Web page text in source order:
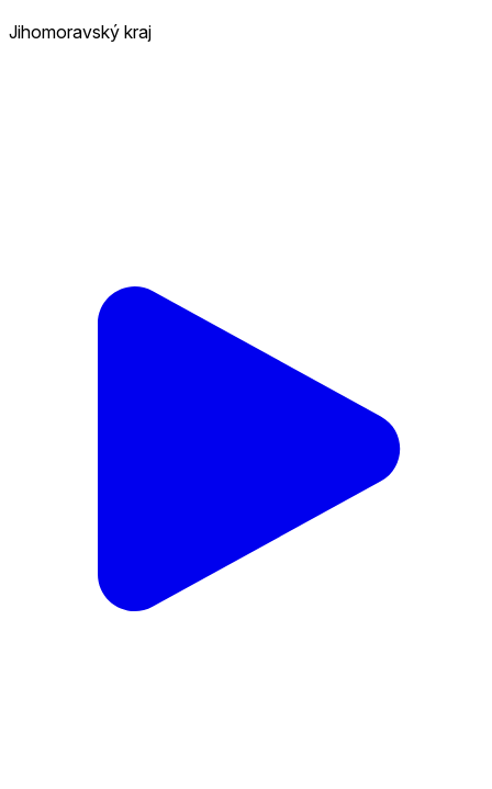
Jihomoravský kraj